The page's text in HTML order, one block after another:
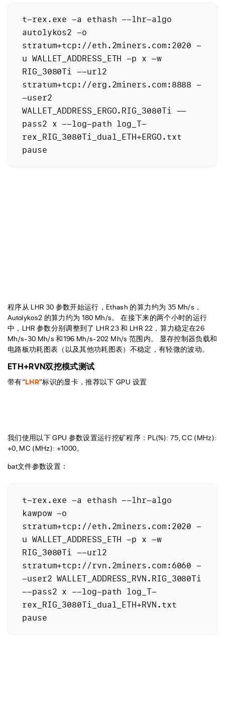
t-rex.exe -a ethash --lhr-algo
autolykos2 -o
stratum+tcp://eth.2miners.com:2020 -
u WALLET_ADDRESS_ETH -p x -w
RIG_3080Ti --url2
stratum+tcp://erg.2miners.com:8888 -
-user2
WALLET_ADDRESS_ERGO.RIG_3080Ti --
pass2 x --log-path log_T-
rex_RIG_3080Ti_dual_ETH+ERGO.txt
程序从 LHR 30 参数开始运行，Ethash 的算力约为 35 Mh/s，
Autolykos2 的算力约为 180 Mh/s。 在接下来的两个小时的运行
中，LHR 参数分别调整到了 LHR 23 和 LHR 22，算力稳定在26
Mh/s-30 Mh/s 和196 Mh/s-202 Mh/s 范围内。 显存控制器负载和
电路板功耗图表（以及其他功耗图表）不稳定，有轻微的波动。
ETH+RVN双挖模式测试
带有“LHR”标识的显卡，推荐以下 GPU 设置
我们使用以下 GPU 参数设置运行挖矿程序：PL(%): 75, CC (MHz):
+0, MC (MHz): +1000。
bat文件参数设置：
t-rex.exe -a ethash --lhr-algo
kawpow -o
stratum+tcp://eth.2miners.com:2020 -
u WALLET_ADDRESS_ETH -p x -w
RIG_3080Ti --url2
stratum+tcp://rvn.2miners.com:6060 -
-user2 WALLET_ADDRESS_RVN.RIG_3080Ti
--pass2 x --log-path log_T-
rex_RIG_3080Ti_dual_ETH+RVN.txt